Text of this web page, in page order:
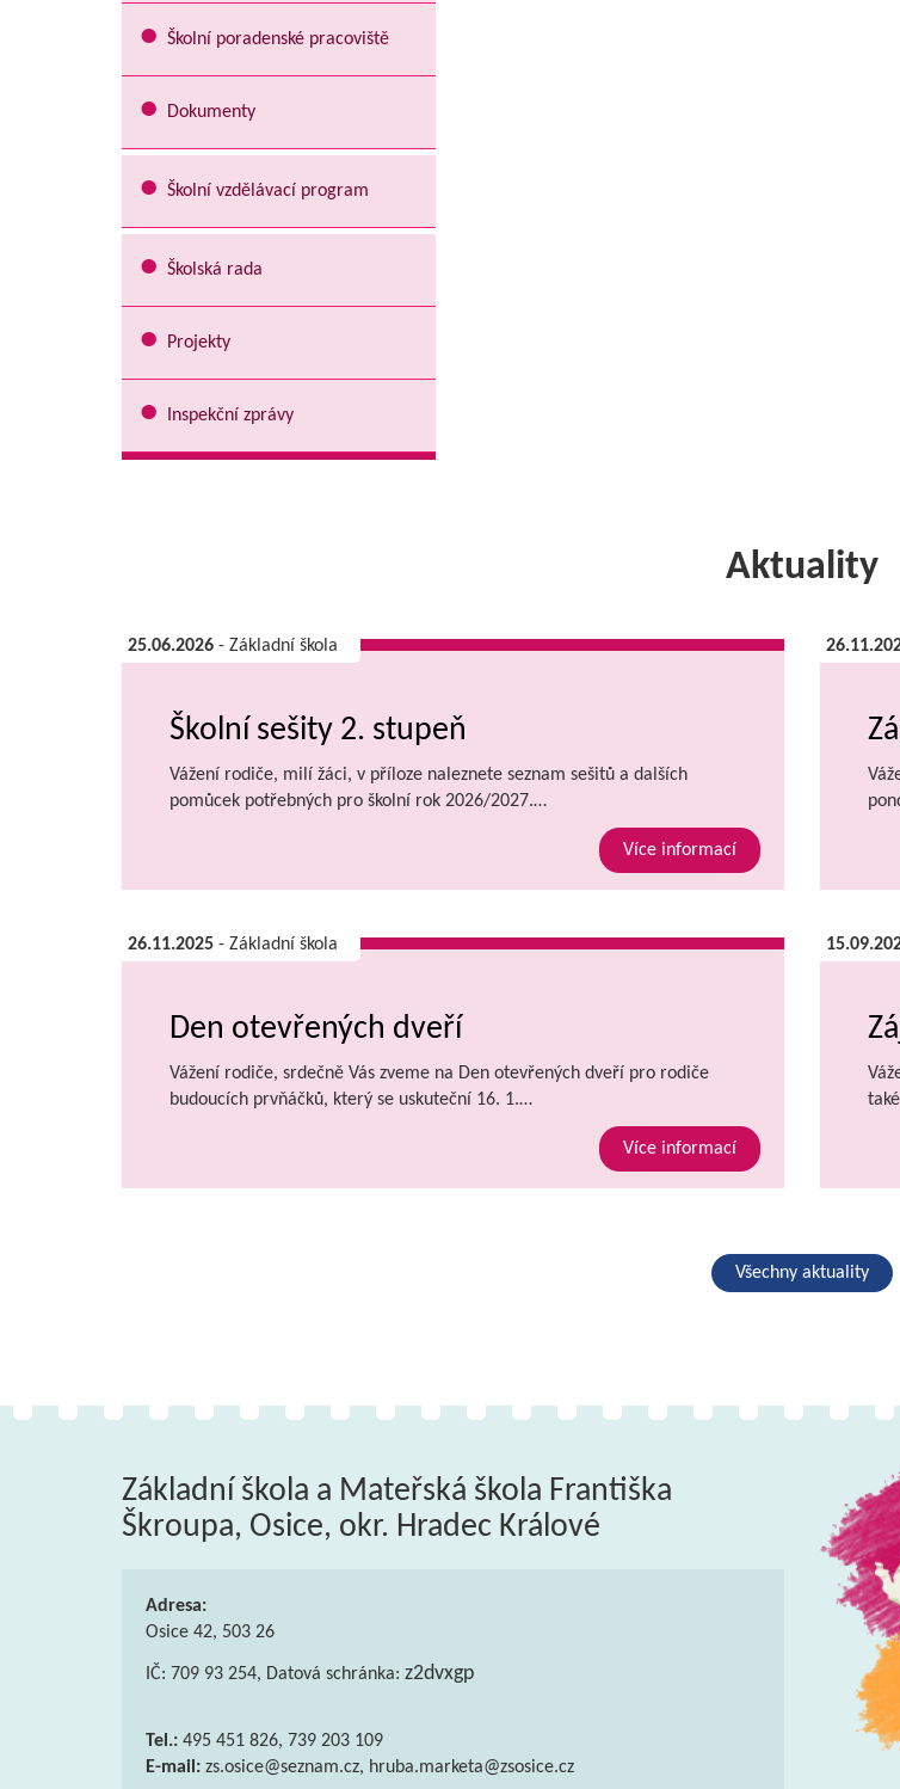
Školní poradenské pracoviště
Dokumenty
Školní vzdělávací program
Školská rada
Projekty
Inspekční zprávy
Aktuality
25.06.2026 - Základní škola
Školní sešity 2. stupeň
Vážení rodiče, milí žáci, v příloze naleznete seznam sešitů a dalších
pomůcek potřebných pro školní rok 2026/2027.…
Více informací
26.11.2025 - Základní škola
Den otevřených dveří
Vážení rodiče, srdečně Vás zveme na Den otevřených dveří pro rodiče
budoucích prvňáčků, který se uskuteční 16. 1.…
Více informací
Všechny aktuality
Základní škola a Mateřská škola Františka
Škroupa, Osice, okr. Hradec Králové
Adresa:
Osice 42, 503 26
IČ: 709 93 254, Datová schránka: z2dvxgp
Tel.: 495 451 826, 739 203 109
E-mail: zs.osice@seznam.cz, hruba.marketa@zsosice.cz